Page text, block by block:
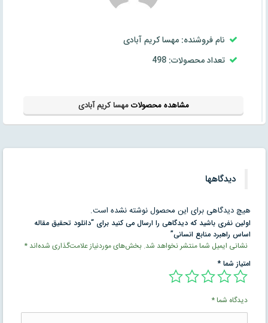
نام فروشنده: مهسا کریم آبادی
تعداد محصولات: 498
مشاهده محصولاتمهسا کریم آبادی
دیدگاهها
هیچ دیدگاهی برای این محصول نوشته نشده است.
اولین نفری باشید که دیدگاهی را ارسال می کنید برای “دانلود تحقیق مقاله
اساس راهبرد منابع انسانی”
نشانی ایمیل شما منتشر نخواهد شد. بخش‌های موردنیاز علامت‌گذاری شده‌اند*
امتیاز شما*
دیدگاه شما*